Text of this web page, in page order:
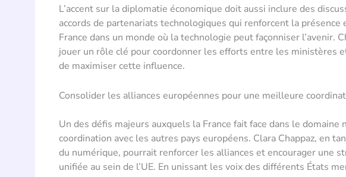
L’accent sur la diplomatie économique doit aussi inclure des
accords de partenariats technologiques qui renforcent la présence
France dans un monde où la technologie peut façonniser l’avenir.
jouer un rôle clé pour coordonner les efforts entre les ministères
de maximiser cette influence.
Consolider les alliances européennes pour une meilleure
Un des défis majeurs auxquels la France fait face dans le domaine
coordination avec les autres pays européens. Clara Chappaz, en
du numérique, pourrait renforcer les alliances et encourager une
unifiée au sein de l’UE. En unissant les voix des différents États